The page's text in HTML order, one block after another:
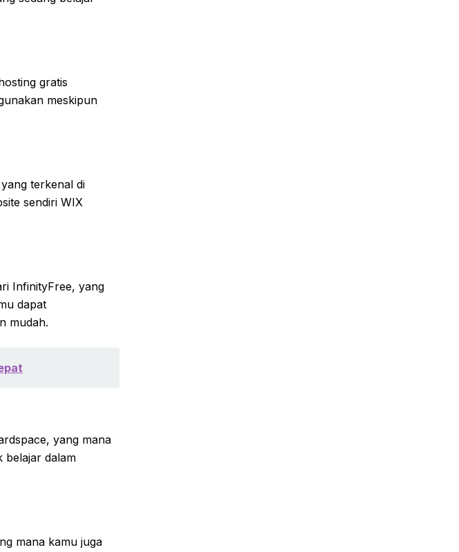
gratis
meskipun
terkenal di
sendiri WIX
InfinityFree, yang
dapat
mudah.
yang mana
belajar dalam
mana kamu juga